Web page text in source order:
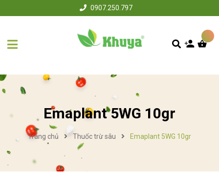
0907.250.797
Emaplant 5WG 10gr
Trang chủ Thuốc trừ sâu Emaplant 5WG 10gr